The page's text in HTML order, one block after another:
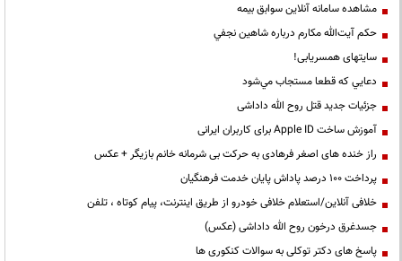
مشاهده سامانه آنلاين سوابق بیمه
حكم آيت‌الله مكارم درباره شاهين نجفي
سایتهای همسریابی!
دعايي كه قطعا مستجاب مي‌شود
جزئیات جدید قتل روح الله داداشی
آموزش ساخت Apple ID برای کاربران ایرانی
راز خنده های اصغر فرهادی به حرکت بی شرمانه خانم بازیگر + عکس
پرداخت ۱۰۰ درصد پاداش پایان خدمت فرهنگیان
خلافی آنلاین/استعلام خلافی خودرو از طریق اینترنت، پیام کوتاه ، تلفن
جسدغرق درخون روح الله داداشی (عکس)
پاسخ های دکتر توکلی به سوالات کنکوری ها